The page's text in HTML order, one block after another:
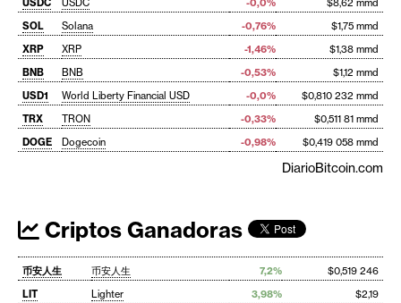
SOL
Solana -0,76%
$1,75 mmd
XRP
XRP -1,46%
$1,38 mmd
BNB
BNB -0,53%
$1,12 mmd
USD1
World Liberty Financial USD -0,0%
$0,810 232 mmd
TRX
TRON -0,33%
$0,511 81 mmd
DOGE
Dogecoin -0,98% $0,419 058 mmd
DiarioBitcoin.com
Criptos Ganadoras
币安人生 币安人生 7,2%
$0,519 246
LIT
Lighter 3,98%
$2,19